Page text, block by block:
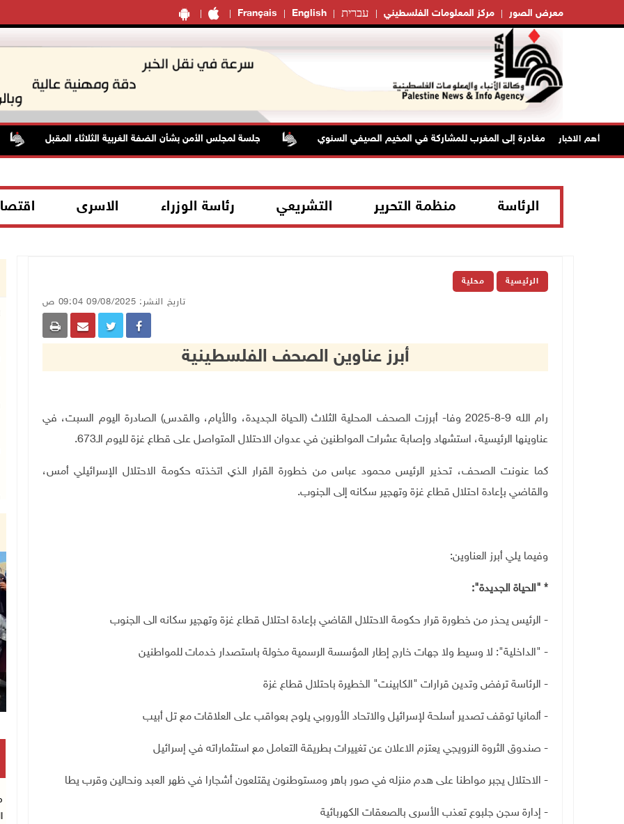
Français English עברית مركز المعلومات الفلسطيني معرض الصور
أهم الاخبار جلسة لمجلس الأمن بشأن الضفة الغربية الثلاثاء المقبل
الرئاسة منظمة التحرير التشريعي رئاسة الوزراء الاسرى
الرئيسية محلية
تاريخ النشر: 09/08/2025 09:04 ص
أبرز عناوين الصحف الفلسطينية
رام الله 9-8-2025 وفا- أبرزت الصحف المحلية الثلاث (الحياة الجديدة، والأيام، والقدس) الصادرة اليوم السبت، في
عناوينها الرئيسية، استشهاد وإصابة عشرات المواطنين في عدوان الاحتلال المتواصل على قطاع غزة لليوم الـ673.
كما عنونت الصحف، تحذير الرئيس محمود عباس من خطورة القرار الذي اتخذته حكومة الاحتلال الإسرائيلي أمس،
والقاضي بإعادة احتلال قطاع غزة وتهجير سكانه إلى الجنوب.
وفيما يلي أبرز العناوين:
* "الحياة الجديدة":
- الرئيس يحذر من خطورة قرار حكومة الاحتلال القاضي بإعادة احتلال قطاع غزة وتهجير سكانه الى الجنوب
- "الداخلية": لا وسيط ولا جهات خارج إطار المؤسسة الرسمية مخولة باستصدار خدمات للمواطنين
- الرئاسة ترفض وتدين قرارات "الكابينت" الخطيرة باحتلال قطاع غزة
- ألمانيا توقف تصدير أسلحة لإسرائيل والاتحاد الأوروبي يلوح بعواقب على العلاقات مع تل أبيب
- صندوق الثروة النرويجي يعتزم الاعلان عن تغييرات بطريقة التعامل مع استثماراته في إسرائيل
- الاحتلال يجبر مواطنا على هدم منزله في صور باهر ومستوطنون يقتلعون أشجارا في ظهر العبد ونحالين وقرب يطا
- إدارة سجن جلبوع تعذب الأسرى بالصعقات الكهربائية